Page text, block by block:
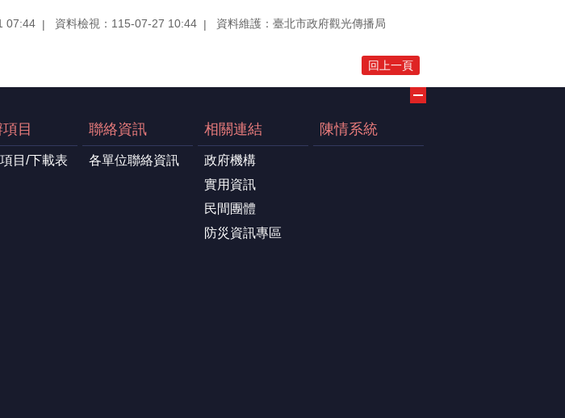
07:44 資料檢視：115-07-27 10:44 資料維護：臺北市政府觀光傳播局
回上一頁
目
目/下載表
聯絡資訊
各單位聯絡資訊
相關連結
政府機構
實用資訊
民間團體
防災資訊專區
陳情系統